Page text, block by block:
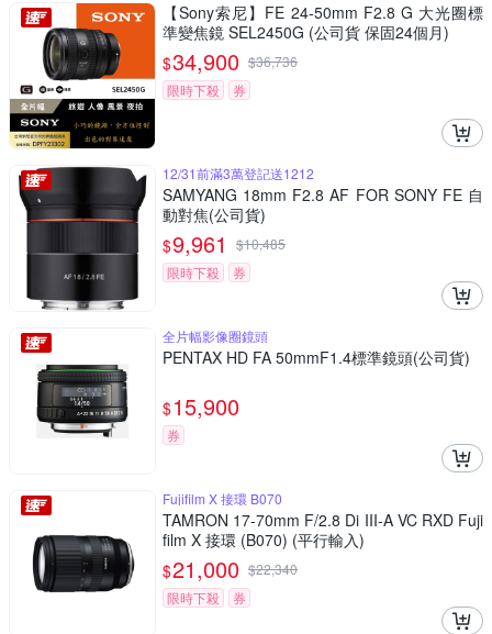
【Sony索尼】FE 24-50mm F2.8 G 大光圈標
準變焦鏡 SEL2450G (公司貨 保固24個月)
$34,900 $36,736
限時下殺
券
12/31前滿3萬登記送1212
SAMYANG 18mm F2.8 AF FOR SONY FE 自
動對焦(公司貨)
$9,961 $10,485
限時下殺
券
全片幅影像圈鏡頭
PENTAX HD FA 50mmF1.4標準鏡頭(公司貨)
$15,900
券
Fujifilm X 接環 B070
TAMRON 17-70mm F/2.8 Di III-A VC RXD Fuji
film X 接環 (B070) (平行輸入)
$21,000 $22,340
限時下殺
券